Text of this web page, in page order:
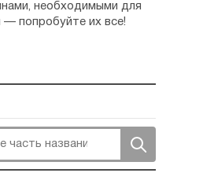
необходимыми для
— попробуйте их все!